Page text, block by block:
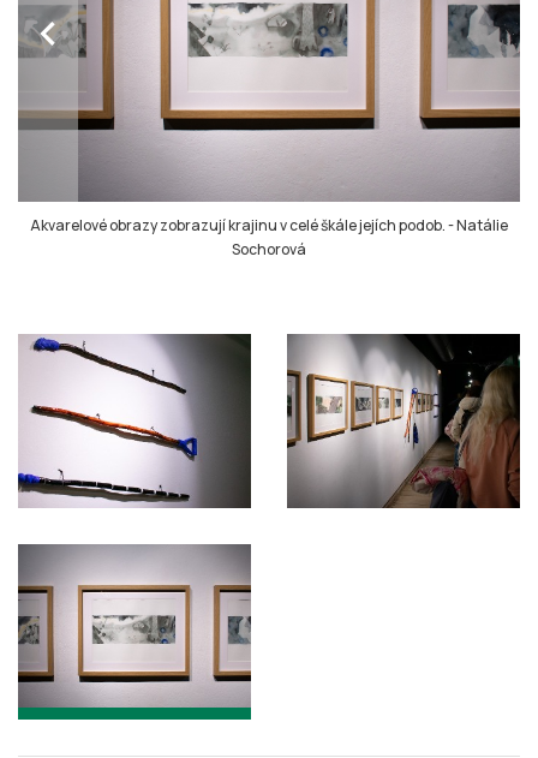
chevron_left
Akvarelové obrazy zobrazují krajinu v celé škále jejích podob.-Natálie
Sochorová